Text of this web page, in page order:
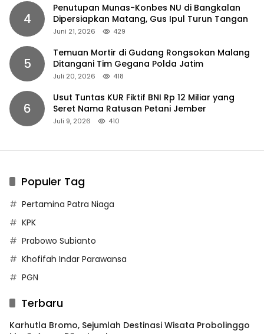
4
Penutupan Munas-Konbes NU di Bangkalan
Dipersiapkan Matang, Gus Ipul Turun Tangan
Juni 21, 2026 429
5
Temuan Mortir di Gudang Rongsokan Malang
Ditangani Tim Gegana Polda Jatim
Juli 20, 2026 418
6
Usut Tuntas KUR Fiktif BNI Rp 12 Miliar yang
Seret Nama Ratusan Petani Jember
Juli 9, 2026 410
Populer Tag
Pertamina Patra Niaga
KPK
Prabowo Subianto
Khofifah Indar Parawansa
PGN
Terbaru
Karhutla Bromo, Sejumlah Destinasi Wisata Probolinggo